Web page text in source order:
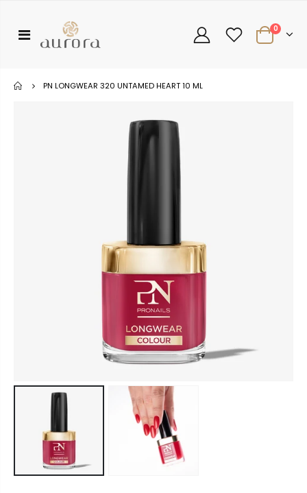
0
PN LONGWEAR 320 UNTAMED HEART 10 ML